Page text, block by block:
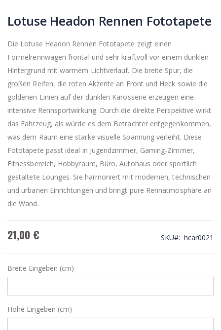
Lotuse Headon Rennen Fototapete
Die Lotuse Headon Rennen Fototapete zeigt einen
Formelrennwagen frontal und sehr kraftvoll vor einem dunklen
Hintergrund mit warmem Lichtverlauf. Die breite Spur, die
großen Reifen, die roten Akzente an Front und Heck sowie die
goldenen Linien auf der dunklen Karosserie erzeugen eine
intensive Rennsportwirkung. Durch die direkte Perspektive wirkt
das Fahrzeug, als würde es dem Betrachter entgegenkommen,
was dem Raum eine starke visuelle Spannung verleiht. Diese
Fototapete passt ideal in Jugendzimmer, Gaming-Zimmer,
Fitnessbereich, Hobbyraum, Büro, Autohaus oder sportlich
gestaltete Lounges. Sie harmoniert mit modernen, technischen
und urbanen Einrichtungen und bringt pure Rennatmosphäre an
die Wand.
21,00 € SKU hcar0021
Breite Eingeben (cm)
Höhe Eingeben (cm)